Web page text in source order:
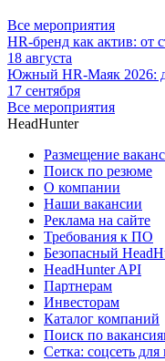
Все мероприятия
HR-бренд как актив: от
18 августа
Южный HR-Маяк 2026:
17 сентября
Все мероприятия
HeadHunter
Размещение
Поиск по резюме
О компании
Наши вакансии
Реклама на сайте
Требования к ПО
Безопасный
HeadHunter API
Партнерам
Инвесторам
Каталог компаний
Поиск по
Сетка: соцсеть для